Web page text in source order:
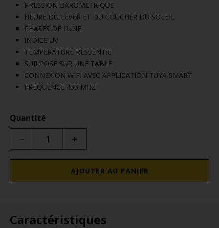
PRESSION BAROMETRIQUE
HEURE DU LEVER ET DU COUCHER DU SOLEIL
PHASES DE LUNE
INDICE UV
TEMPERATURE RESSENTIE
SUR POSE SUR UNE TABLE
CONNEXION WIFI AVEC APPLICATION TUYA SMART
FREQUENCE 433 MHZ
Quantité
− +
AJOUTER AU PANIER
Caractéristiques